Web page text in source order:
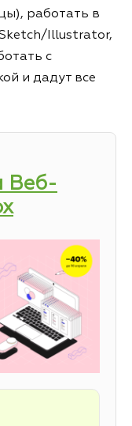
работать в
Illustrator,
с
и дадут все
Веб-